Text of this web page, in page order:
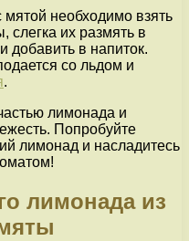
необходимо взять
слегка их размять в
добавить в напиток.
со льдом и
.
лимонада и
Попробуйте
лимонад и насладитесь
лимонада из